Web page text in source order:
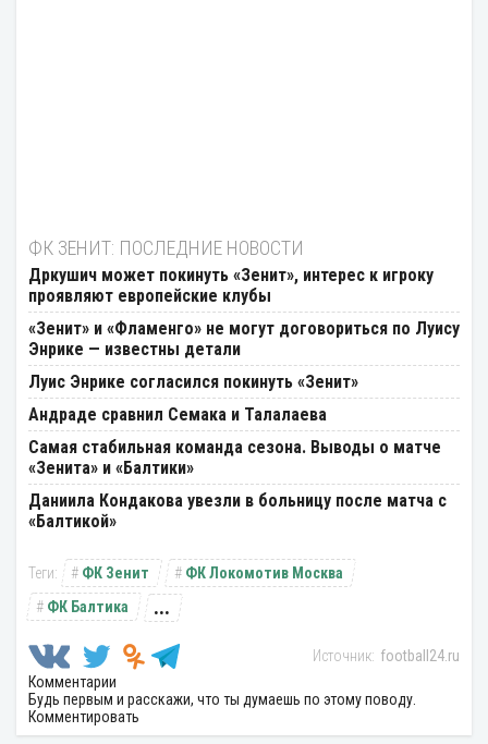
ФК ЗЕНИТ: ПОСЛЕДНИЕ НОВОСТИ
Дркушич может покинуть «Зенит», интерес к игроку
проявляют европейские клубы
«Зенит» и «Фламенго» не могут договориться по Луису
Энрике — известны детали
Луис Энрике согласился покинуть «Зенит»
Андраде сравнил Семака и Талалаева
Самая стабильная команда сезона. Выводы о матче
«Зенита» и «Балтики»
Даниила Кондакова увезли в больницу после матча с
«Балтикой»
ФК Зенит
ФК Локомотив Москва
ФК Балтика
...
football24.ru
Комментарии
Будь первым и расскажи, что ты думаешь по этому поводу.
Комментировать